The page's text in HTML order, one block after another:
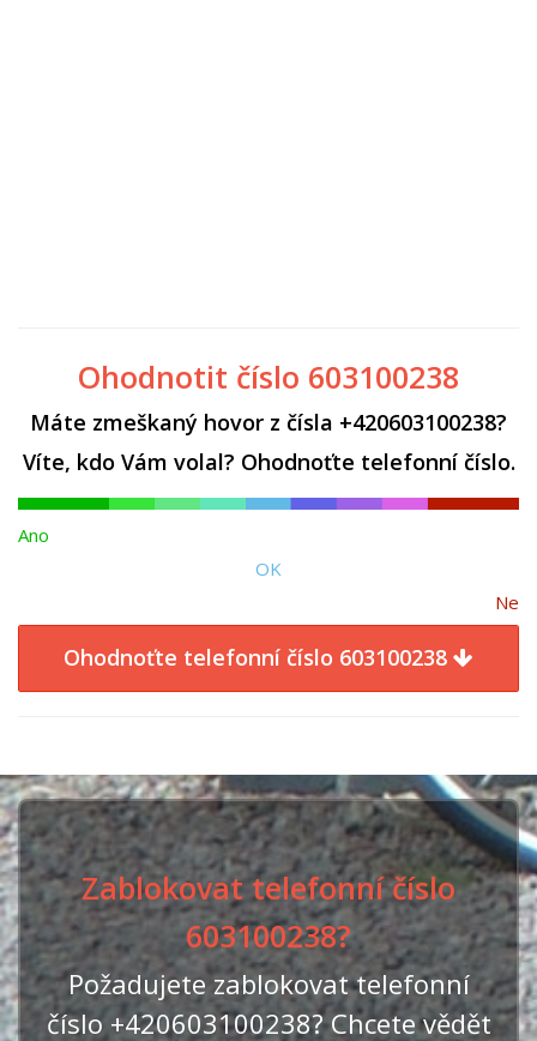
Ohodnotit číslo 603100238
Máte zmeškaný hovor z čísla +420603100238?
Víte, kdo Vám volal? Ohodnoťte telefonní číslo.
Ano
OK
Ne
Ohodnoťte telefonní číslo 603100238
Zablokovat telefonní číslo
603100238?
Požadujete zablokovat telefonní
číslo +420603100238? Chcete vědět